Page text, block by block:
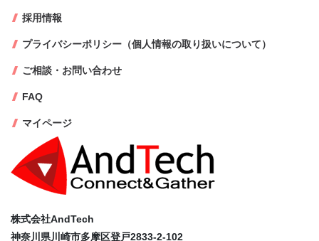
株式会社AndTech
神奈川県川崎市多摩区登戸2833-2-102
採用情報
プライバシーポリシー（個人情報の取り扱いについて）
ご相談・お問い合わせ
FAQ
マイページ